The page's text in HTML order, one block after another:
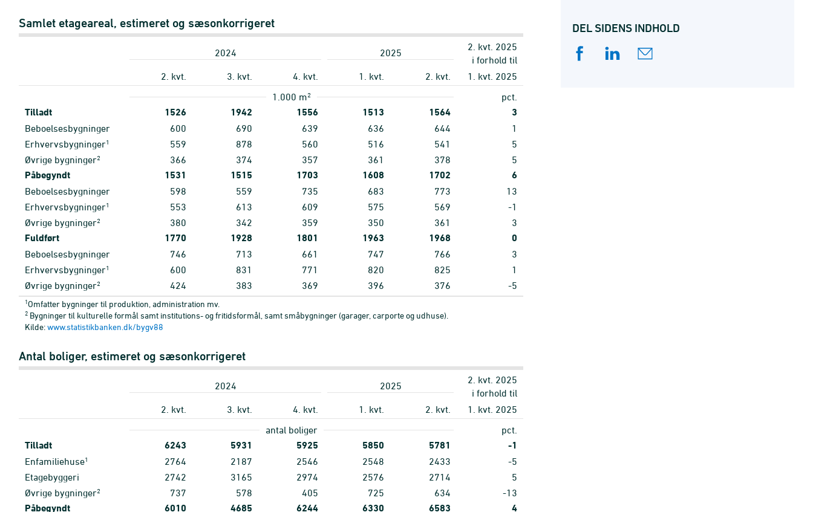
Samlet etageareal, estimeret og sæsonkorrigeret
2024 2025
2. kvt. 2025
i forhold til
2. kvt.
3. kvt. 4. kvt. 1. kvt. 2. kvt.
1. kvt. 2025
1.000 m2 pct.
Tilladt 1526 1942 1556 1513 1564 3
Beboelsesbygninger 600 690 639 636 644
1
Erhvervsbygninger1 559 878 560 516 541
5
Øvrige bygninger2 366 374 357 361 378 5
Påbegyndt 1531 1515 1703 1608 1702 6
Beboelsesbygninger 598 559 735 683 773
13
Erhvervsbygninger1 553 613 609 575 569
-1
Øvrige bygninger2 380 342 359 350 361 3
Fuldført 1770 1928 1801 1963 1968 0
Beboelsesbygninger 746 713 661 747 766
3
Erhvervsbygninger1 600 831 771 820 825
1
Øvrige bygninger2 424 383 369 396 376 -5
1Omfatter bygninger til produktion, administration mv.
2 Bygninger til kulturelle formål samt institutions- og fritidsformål, samt småbygninger (garager, carporte og udhuse).
Kilde:www.statistikbanken.dk/bygv88
Antal boliger, estimeret og sæsonkorrigeret
2024 2025
2. kvt. 2025
i forhold til
2. kvt.
3. kvt. 4. kvt. 1. kvt. 2. kvt.
1. kvt. 2025
antal boliger
pct.
Tilladt 6243 5931 5925 5850 5781 -1
Enfamiliehuse1 2764 2187 2546 2548 2433
-5
Etagebyggeri
2742 3165 2974 2576 2714
5
Øvrige bygninger2 737 578 405 725 634 -13
Påbegyndt 6010 4685 6244 6330 6583 4
DEL SIDENS INDHOLD